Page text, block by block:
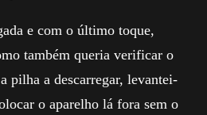
e com o último toque,
também queria verificar o
pilha a descarregar, levantei-
o aparelho lá fora sem o